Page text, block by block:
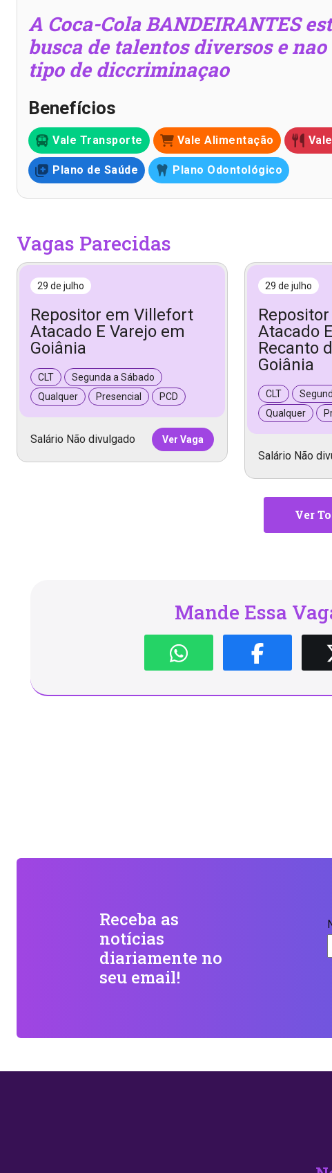
A Coca-Cola BANDEIRANTES
busca de talentos diversos e
tipo de diccriminaçao
Benefícios
Vale Transporte Vale Alimentação
Plano de Saúde Plano Odontológico
Vagas Parecidas
29 de julho
Repositor em Villefort
Atacado E Varejo em
Goiânia
CLT
Segunda a Sábado
Qualquer
Presencial PCD
Salário Não divulgado Ver Vaga
29 de julho
Atacado
Recanto
Goiânia
CLT
Qualquer
Salário Não
Ver
Mande Essa
Receba as
notícias
diariamente no
seu email!